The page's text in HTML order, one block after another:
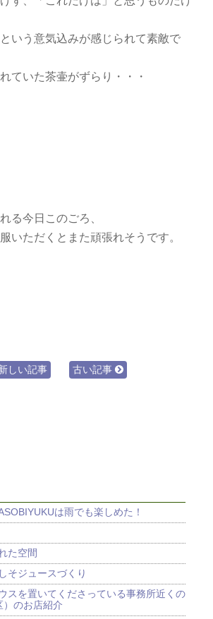
いう意気込みが感じられて素敵で
ていた茶壷がずらり・・・
る今日このごろ、
いただくとまた頑張れそうです。
しい記事 古い記事
は雨でも楽しめた！
た空間
そジュースづくり
スを置いてくださっている事務所近くの
）のお店紹介